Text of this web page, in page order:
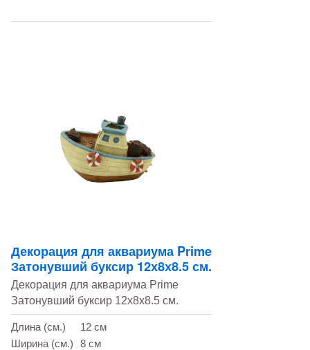
Декорация для аквариума Prime
Затонувший буксир 12х8х8.5 см.
Декорация для аквариума Prime
Затонувший буксир 12х8х8.5 см.
Длина (см.)
12 см
Ширина (см.)
8 см